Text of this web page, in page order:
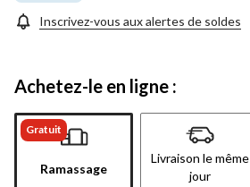
Inscrivez-vous aux alertes de soldes
Achetez-le en ligne :
Gratuit
Ramassage
Livraison le même
jour